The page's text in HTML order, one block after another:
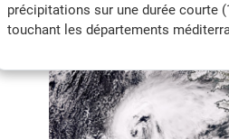
précipitations sur une durée courte
touchant les départements
tombe alors en seulement
ce qui peut être dangereux et
dégâts. Les épisodes
fois par an en moyenne.